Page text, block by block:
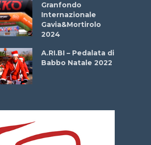
Granfondo
Internazionale
Gavia&Mortirolo
2024
A.RI.BI – Pedalata di
Babbo Natale 2022